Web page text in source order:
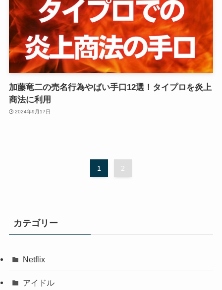
加藤竜二の売名行為やばい手口12選！タイプロを炎上
商法に利用
2024年9月17日
1 2
カテゴリー
Netflix
アイドル